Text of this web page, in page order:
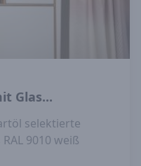
Glas...
selektierte
9010 weiß